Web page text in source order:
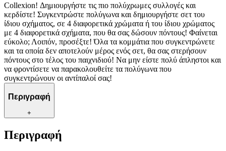
Collexion! Δημιουργήστε τις πιο πολύχρωμες συλλογές και
κερδίστε! Συγκεντρώστε πολύγωνα και δημιουργήστε σετ του
ίδιου σχήματος, σε 4 διαφορετικά χρώματα ή του ίδιου χρώματος
με 4 διαφορετικά σχήματα, που θα σας δώσουν πόντους! Φαίνεται
εύκολο; Λοιπόν, προσέξτε! Όλα τα κομμάτια που συγκεντρώνετε
και τα οποία δεν αποτελούν μέρος ενός σετ, θα σας στερήσουν
πόντους στο τέλος του παιχνιδιού! Να μην είστε πολύ άπληστοι και
να φροντίσετε να παρακολουθείτε τα πολύγωνα που
συγκεντρώνουν οι αντίπαλοί σας!
Περιγραφή
+
Περιγραφή